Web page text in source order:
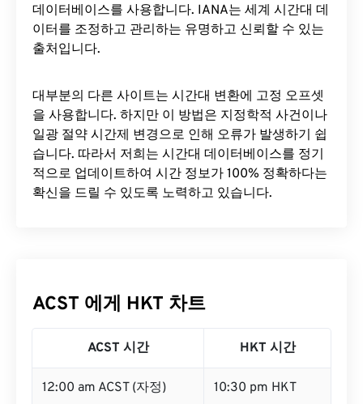
데이터베이스를 사용합니다. IANA는 세계 시간대 데
이터를 조정하고 관리하는 유명하고 신뢰할 수 있는
출처입니다.
대부분의 다른 사이트는 시간대 변환에 ​​고정 오프셋
을 사용합니다. 하지만 이 방법은 지정학적 사건이나
일광 절약 시간제 변경으로 인해 오류가 발생하기 쉽
습니다. 따라서 저희는 시간대 데이터베이스를 정기
적으로 업데이트하여 시간 정보가 100% 정확하다는
확신을 드릴 수 있도록 노력하고 있습니다.
ACST 에게 HKT 차트
ACST 시간 HKT 시간
12:00 am ACST (자정) 10:30 pm HKT